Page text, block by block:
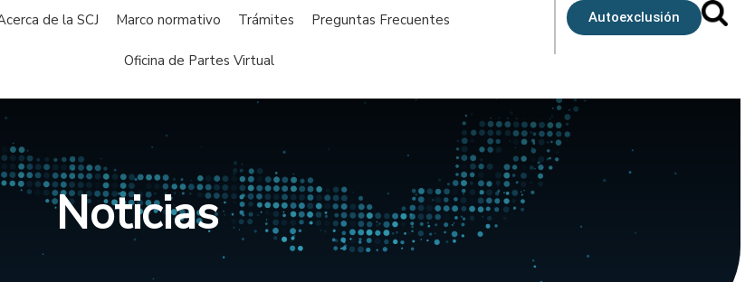
de la SCJ Marco normativo Trámites Preguntas Frecuentes
Oficina de Partes Virtual
Autoexclusión
Noticias